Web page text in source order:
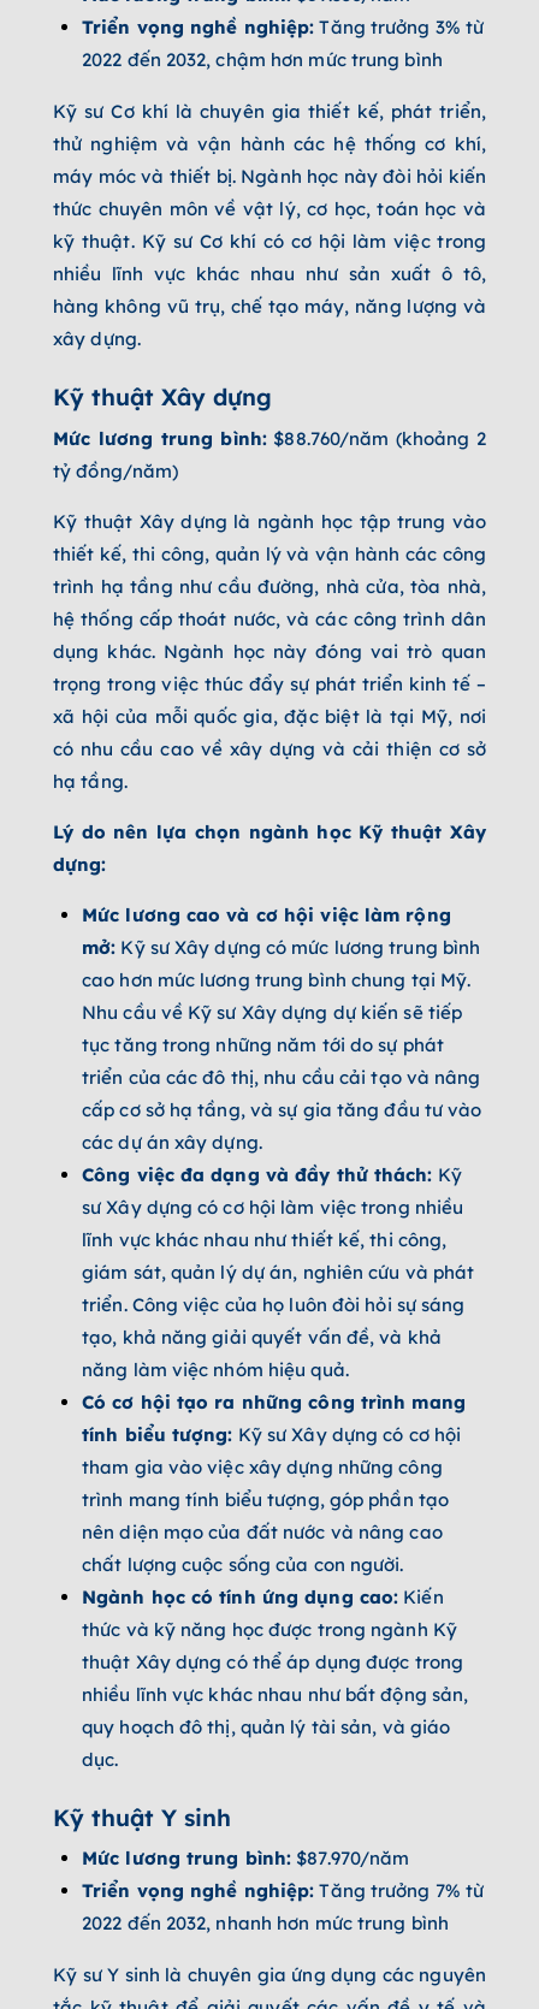
Triển vọng nghề nghiệp: Tăng trưởng 3% từ
2022 đến 2032, chậm hơn mức trung bình
Kỹ sư Cơ khí là chuyên gia thiết kế, phát triển,
thử nghiệm và vận hành các hệ thống cơ khí,
máy móc và thiết bị. Ngành học này đòi hỏi kiến
thức chuyên môn về vật lý, cơ học, toán học và
kỹ thuật. Kỹ sư Cơ khí có cơ hội làm việc trong
nhiều lĩnh vực khác nhau như sản xuất ô tô,
hàng không vũ trụ, chế tạo máy, năng lượng và
xây dựng.
Kỹ thuật Xây dựng
Mức lương trung bình:$88.760/năm (khoảng 2
tỷ đồng/năm)
Kỹ thuật Xây dựng là ngành học tập trung vào
thiết kế, thi công, quản lý và vận hành các công
trình hạ tầng như cầu đường, nhà cửa, tòa nhà,
hệ thống cấp thoát nước, và các công trình dân
dụng khác. Ngành học này đóng vai trò quan
trọng trong việc thúc đẩy sự phát triển kinh tế –
xã hội của mỗi quốc gia, đặc biệt là tại Mỹ, nơi
có nhu cầu cao về xây dựng và cải thiện cơ sở
hạ tầng.
Lý do nên lựa chọn ngành học Kỹ thuật Xây
dựng:
Mức lương cao và cơ hội việc làm rộng
mở: Kỹ sư Xây dựng có mức lương trung bình
cao hơn mức lương trung bình chung tại Mỹ.
Nhu cầu về Kỹ sư Xây dựng dự kiến sẽ tiếp
tục tăng trong những năm tới do sự phát
triển của các đô thị, nhu cầu cải tạo và nâng
cấp cơ sở hạ tầng, và sự gia tăng đầu tư vào
các dự án xây dựng.
Công việc đa dạng và đầy thử thách: Kỹ
sư Xây dựng có cơ hội làm việc trong nhiều
lĩnh vực khác nhau như thiết kế, thi công,
giám sát, quản lý dự án, nghiên cứu và phát
triển. Công việc của họ luôn đòi hỏi sự sáng
tạo, khả năng giải quyết vấn đề, và khả
năng làm việc nhóm hiệu quả.
Có cơ hội tạo ra những công trình mang
tính biểu tượng: Kỹ sư Xây dựng có cơ hội
tham gia vào việc xây dựng những công
trình mang tính biểu tượng, góp phần tạo
nên diện mạo của đất nước và nâng cao
chất lượng cuộc sống của con người.
Ngành học có tính ứng dụng cao: Kiến
thức và kỹ năng học được trong ngành Kỹ
thuật Xây dựng có thể áp dụng được trong
nhiều lĩnh vực khác nhau như bất động sản,
quy hoạch đô thị, quản lý tài sản, và giáo
dục.
Kỹ thuật Y sinh
Mức lương trung bình: $87.970/năm
Triển vọng nghề nghiệp: Tăng trưởng 7% từ
2022 đến 2032, nhanh hơn mức trung bình
Kỹ sư Y sinh là chuyên gia ứng dụng các nguyên